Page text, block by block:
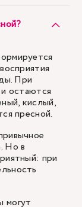
При
остаются
кислый,
пресной.
Но в
при
могут